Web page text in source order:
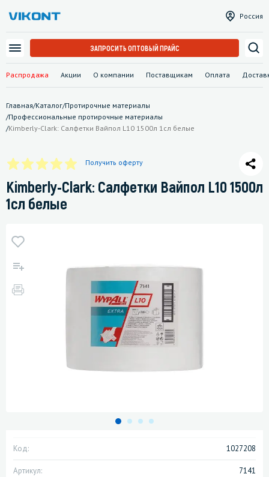
Распродажа Акции О компании Поставщикам Оплата
Россия
ЗАПРОСИТЬ ОПТОВЫЙ ПРАЙС
Главная/Каталог/Протирочные материалы
/Профессиональные протирочные материалы
/Kimberly-Clark: Салфетки Вайпол L10 1500л 1сл белые
Получить оферту
Kimberly-Clark: Салфетки Вайпол L10 1500л
1сл белые
Код: 1027208
Артикул: 7141